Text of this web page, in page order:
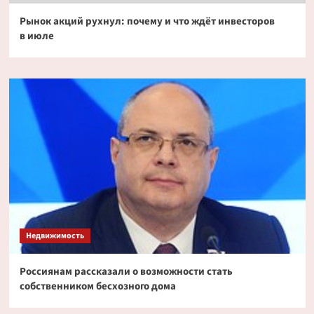
Рынок акций рухнул: почему и что ждёт инвесторов
в июле
Недвижимость
Россиянам рассказали о возможности стать
собственником бесхозного дома